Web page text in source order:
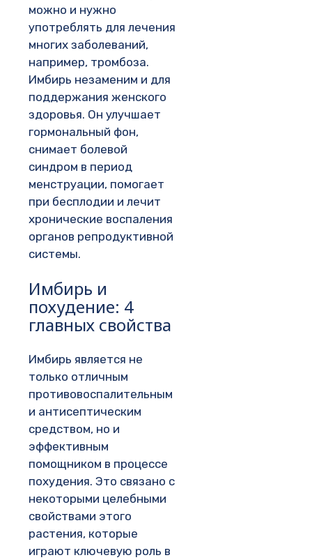
можно и нужно
употреблять для лечения
многих заболеваний,
например, тромбоза.
Имбирь незаменим и для
поддержания женского
здоровья. Он улучшает
гормональный фон,
снимает болевой
синдром в период
менструации, помогает
при бесплодии и лечит
хронические воспаления
органов репродуктивной
системы.
Имбирь и
похудение: 4
главных свойства
Имбирь является не
только отличным
противовоспалительным
и антисептическим
средством, но и
эффективным
помощником в процессе
похудения. Это связано с
некоторыми целебными
свойствами этого
растения, которые
играют ключевую роль в